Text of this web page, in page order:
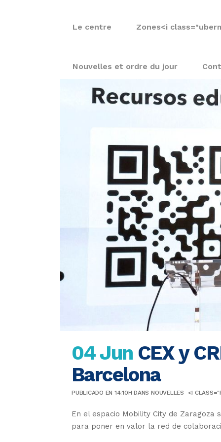
Le centre Zones<i
Nouvelles et ordre du jour
04 Jun CEX y
Barcelona
PUBLICADO EN 14:10H DANSNOUVELLES <I
En el espacio Mobility City de Zaragoza
para poner en valor la red de